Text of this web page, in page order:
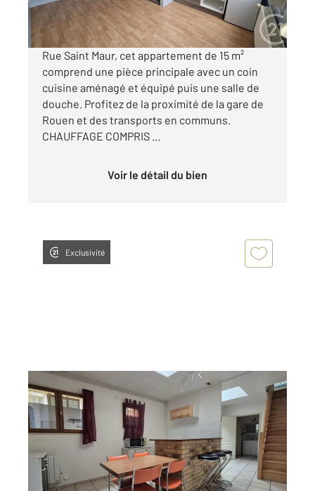
par mois charges comprises
Rue Saint Maur, cet appartement de 15 m²
comprend une pièce principale avec un coin
cuisine aménagé et équipé puis une salle de
douche. Profitez de la proximité de la gare de
Rouen et des transports en communs.
CHAUFFAGE COMPRIS ...
Voir le détail du bien
Exclusivité
ROUEN 76
34,42 m2
, 2 pièces
Ref : 7963
Appartement F2 à louer
576 €
par mois charges comprises